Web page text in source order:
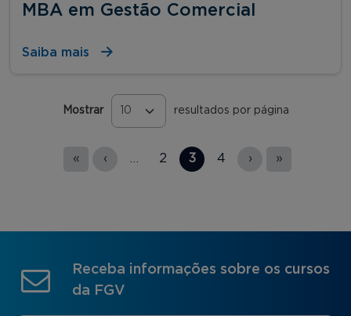
MBA em Gestão Comercial
Saiba mais
Mostrar resultados por página
« ‹ 2 3 4 › »
Receba informações sobre os cursos
da FGV